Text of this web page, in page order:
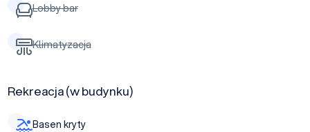
Lobby bar
Klimatyzacja
Rekreacja (w budynku)
Basen kryty